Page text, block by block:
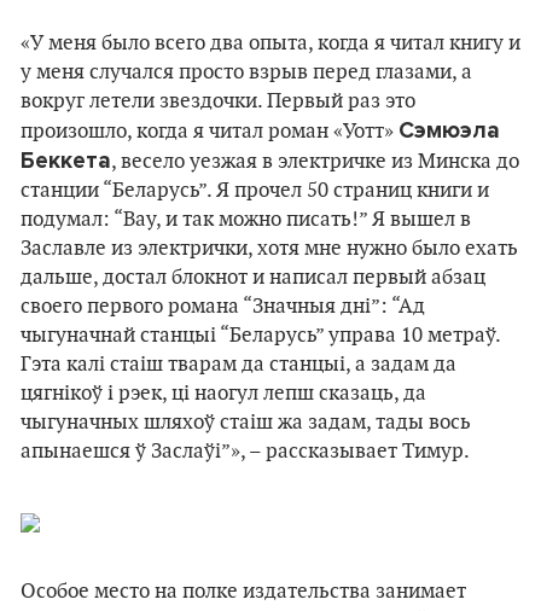
«У меня было всего два опыта, когда я читал книгу и
у меня случался просто взрыв перед глазами, а
вокруг летели звездочки. Первый раз это
произошло, когда я читал роман «Уотт» Сэмюэла
Беккета, весело уезжая в электричке из Минска до
станции “Беларусь”. Я прочел 50 страниц книги и
подумал: “Вау, и так можно писать!” Я вышел в
Заславле из электрички, хотя мне нужно было ехать
дальше, достал блокнот и написал первый абзац
своего первого романа “Значныя дні”: “Ад
чыгуначнай станцыі “Беларусь” управа 10 метраў.
Гэта калі стаіш тварам да станцыі, а задам да
цягнікоў і рэек, ці наогул лепш сказаць, да
чыгуначных шляхоў стаіш жа задам, тады вось
апынаешся ў Заслаўі”», – рассказывает Тимур.
Особое место на полке издательства занимает